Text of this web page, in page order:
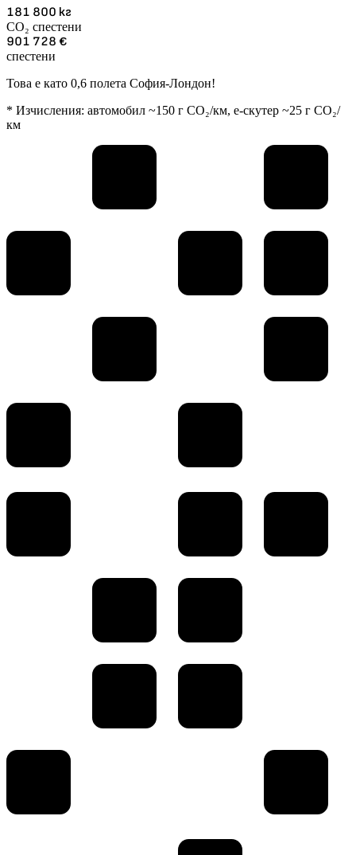
181 800 кг
CO₂ спестени
901 728 €
спестени
Това е като 0,6 полета София-Лондон!
* Изчисления: автомобил ~150 г CO₂/км, е-скутер ~25 г CO₂/
км